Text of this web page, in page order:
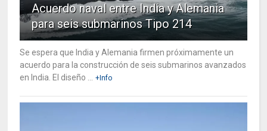
Acuerdo naval entre India y Alemania
para seis submarinos Tipo 214
Se espera que India y Alemania firmen próximamente un
acuerdo para la construcción de seis submarinos avanzados
en India. El diseño ...
+Info